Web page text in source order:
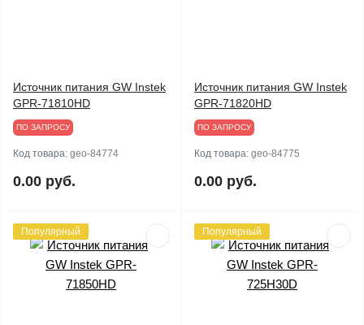
Источник питания GW Instek
GPR-71810HD
ПО ЗАПРОСУ
Код товара: geo-84774
0.00 руб.
Источник питания GW Instek
GPR-71820HD
ПО ЗАПРОСУ
Код товара: geo-84775
0.00 руб.
Популярный Популярный